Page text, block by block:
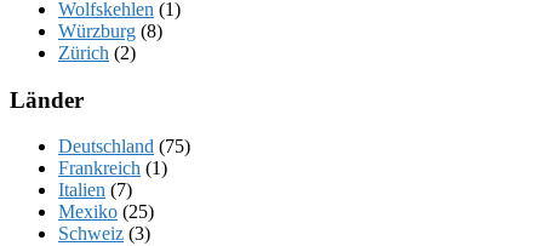
Wolfskehlen (1)
Würzburg (8)
Zürich (2)
Länder
Deutschland (75)
Frankreich (1)
Italien (7)
Mexiko (25)
Schweiz (3)